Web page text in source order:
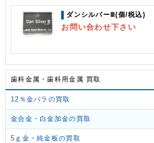
ダンシルバーⅢ(個/税込)
お問い合わせ下さい
歯科金属・歯科用金属 買取
12％金パラの買取
金合金・白金加金の買取
5ｇ金・純金板の買取